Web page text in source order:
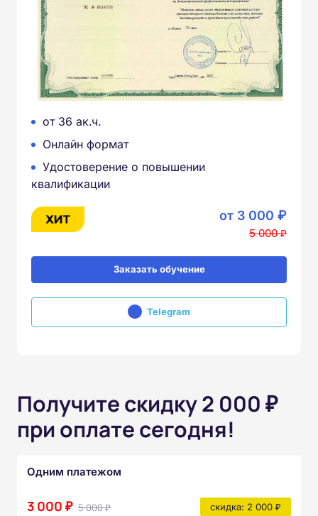
от 36 ак.ч.
Онлайн формат
Удостоверение о повышении
квалификации
от 3 000 ₽
5 000 ₽
Заказать обучение
Telegram
Получите скидку 2 000 ₽
при оплате сегодня!
Одним платежом
3 000 ₽ 5 000 ₽ скидка: 2 000 ₽